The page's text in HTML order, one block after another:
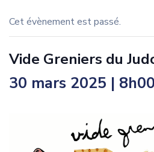
Cet évènement est passé.
Vide Greniers du
30 mars 2025 | 8h00